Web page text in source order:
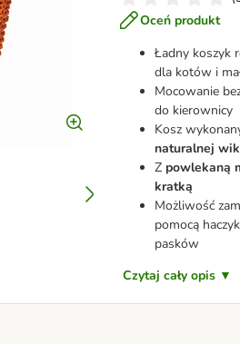
Oceń produkt
Ładny koszyk
dla kotów i
Mocowanie
do kierownicy
Kosz
naturalnej
Zpowlekaną
kratką
Możliwość
pomocą
pasków
Czytaj cały opis ▼